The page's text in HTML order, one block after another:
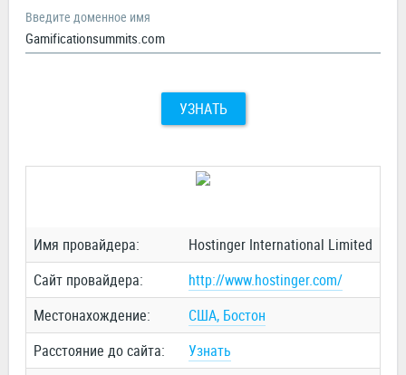
Введите доменное имя
УЗНАТЬ
Имя провайдера:
Hostinger International Limited
Сайт провайдера:
http://www.hostinger.com/
Местонахождение:
США, Бостон
Расстояние до сайта:
Узнать